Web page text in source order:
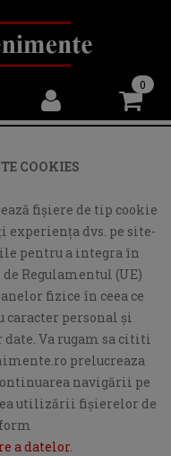
0
COOKIES
fişiere de tip cookie
dvs. pe site-
pentru a integra în
Regulamentul (UE)
fizice în ceea ce
caracter personal și
Va rugam sa cititi
prelucreaza
navigării pe
utilizării fişierelor de
a datelor.